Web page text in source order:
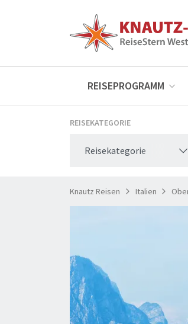
REISEPROGRAMM
REISEKATEGORIE
Reisekategorie
Knautz Reisen Italien